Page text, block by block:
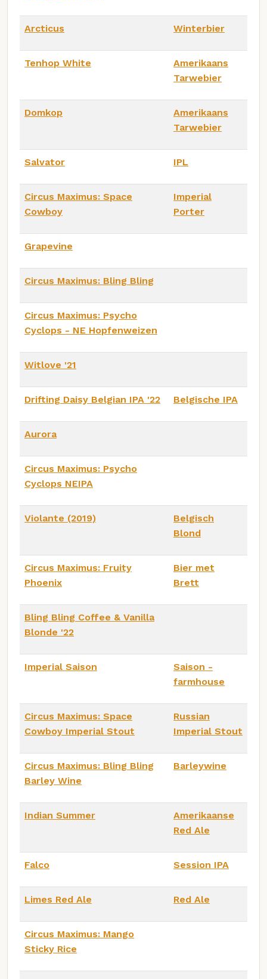
Arcticus Winterbier
Tenhop White
Amerikaans
Tarwebier
Domkop
Amerikaans
Tarwebier
Salvator IPL
Circus Maximus: Space
Cowboy
Imperial
Porter
Grapevine
Circus Maximus: Bling Bling
Circus Maximus: Psycho
Cyclops - NE Hopfenweizen
Witlove '21
Drifting Daisy Belgian IPA '22 Belgische IPA
Aurora
Circus Maximus: Psycho
Cyclops NEIPA
Violante (2019)
Belgisch
Blond
Circus Maximus: Fruity
Phoenix
Bier met
Brett
Bling Bling Coffee & Vanilla
Blonde '22
Imperial Saison
Saison -
farmhouse
Circus Maximus: Space
Cowboy Imperial Stout
Russian
Imperial Stout
Circus Maximus: Bling Bling
Barley Wine
Barleywine
Indian Summer
Amerikaanse
Red Ale
Falco Session IPA
Limes Red Ale Red Ale
Circus Maximus: Mango
Sticky Rice